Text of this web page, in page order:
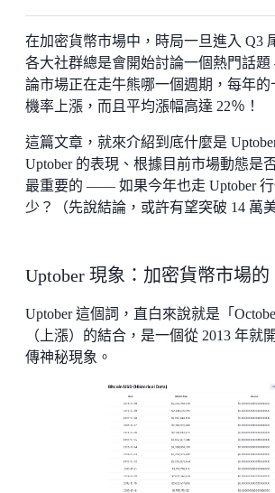
在加密貨幣市場中，時局一旦進入 Q3
各大社群總是會開始討論一個熱門話
論市場正在走牛熊哪一個週期，每年
機率上漲，而且平均漲幅高達 22％！
這篇文章，就來介紹到底什麼是
Uptober 的表現、根據目前市場動態是
最重要的 —— 如果今年也走 Uptober
少？（先說結論，或許有望突破 14 萬美
Uptober 現象：加密貨幣市場的
Uptober 這個詞，直白來說就是「
（上漲）的結合，是一個從 2013 年就
傳神秘現象。